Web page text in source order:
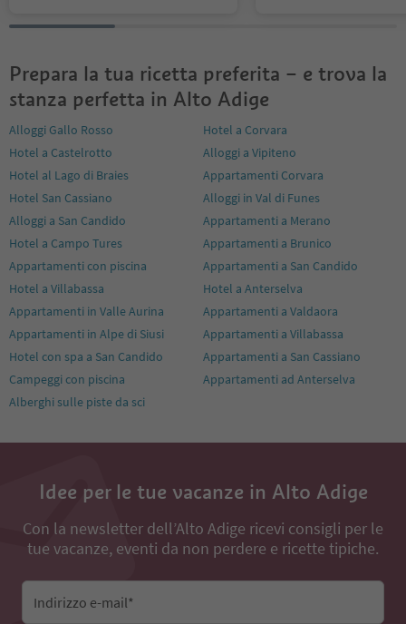
Prepara la tua ricetta preferita – e trova la
stanza perfetta in Alto Adige
Alloggi Gallo Rosso
Hotel a Corvara
Hotel a Castelrotto
Alloggi a Vipiteno
Hotel al Lago di Braies
Appartamenti Corvara
Hotel San Cassiano
Alloggi in Val di Funes
Alloggi a San Candido
Appartamenti a Merano
Hotel a Campo Tures
Appartamenti a Brunico
Appartamenti con piscina
Appartamenti a San Candido
Hotel a Villabassa
Hotel a Anterselva
Appartamenti in Valle Aurina
Appartamenti a Valdaora
Appartamenti in Alpe di Siusi
Appartamenti a Villabassa
Hotel con spa a San Candido
Appartamenti a San Cassiano
Campeggi con piscina
Appartamenti ad Anterselva
Alberghi sulle piste da sci
Idee per le tue vacanze in Alto Adige
Con la newsletter dell’Alto Adige ricevi consigli per le
tue vacanze, eventi da non perdere e ricette tipiche.
Indirizzo e-mail*